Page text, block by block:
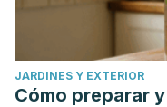
JARDINES Y EXTERIOR
Cómo preparar